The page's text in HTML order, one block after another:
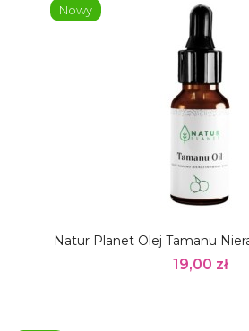
Natur Planet Olej Tamanu
19,00 zł
Nowy